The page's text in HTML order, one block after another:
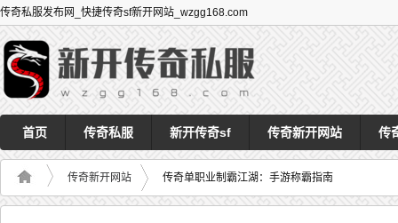
传奇私服发布网_快捷传奇sf新开网站_wzgg168.com
首页 传奇私服 新开传奇sf 传奇新开网站 传
传奇新开网站 传奇单职业制霸江湖：手游称霸指南